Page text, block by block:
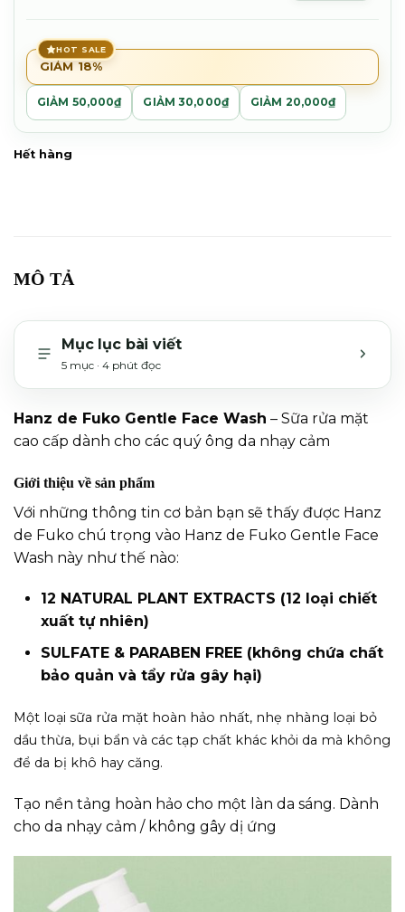
HOT SALE
GIẢM 18%
GIẢM 50,000₫ GIẢM 30,000₫ GIẢM 20,000₫
Hết hàng
MÔ TẢ
Mục lục bài viết
5 mục · 4 phút đọc
Hanz de Fuko Gentle Face Wash – Sữa rửa mặt
cao cấp dành cho các quý ông da nhạy cảm
Giới thiệu về sản phẩm
Với những thông tin cơ bản bạn sẽ thấy được Hanz
de Fuko chú trọng vào Hanz de Fuko Gentle Face
Wash này như thế nào:
12 NATURAL PLANT EXTRACTS (12 loại chiết
xuất tự nhiên)
SULFATE & PARABEN FREE (không chứa chất
bảo quản và tẩy rửa gây hại)
Một loại sữa rửa mặt hoàn hảo nhất, nhẹ nhàng loại bỏ
dầu thừa, bụi bẩn và các tạp chất khác khỏi da mà không
để da bị khô hay căng.
Tạo nền tảng hoàn hảo cho một làn da sáng. Dành
cho da nhạy cảm / không gây dị ứng